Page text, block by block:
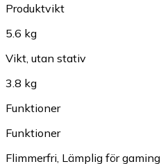
Produktvikt
5.6 kg
Vikt, utan stativ
3.8 kg
Funktioner
Funktioner
Flimmerfri Lämplig för gaming